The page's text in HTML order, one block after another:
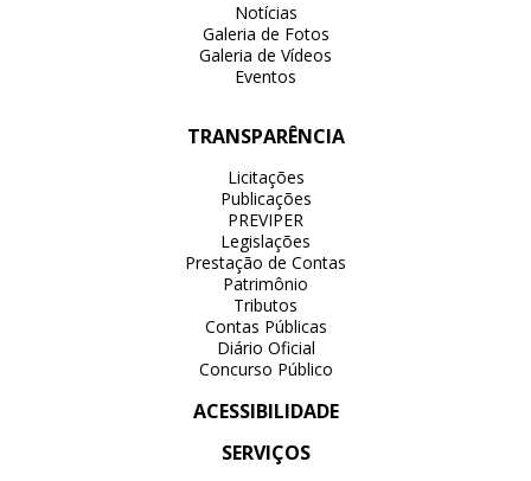
Notícias
Galeria de Fotos
Galeria de Vídeos
Eventos
TRANSPARÊNCIA
Licitações
Publicações
PREVIPER
Legislações
Prestação de Contas
Patrimônio
Tributos
Contas Públicas
Diário Oficial
Concurso Público
ACESSIBILIDADE
SERVIÇOS